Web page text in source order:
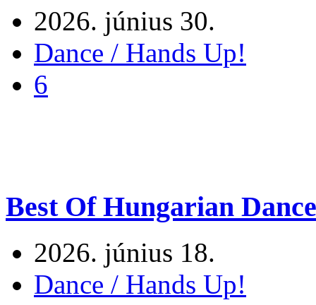
2026. június 30.
Dance / Hands Up!
6
Best Of Hungarian
2026. június 18.
Dance / Hands Up!